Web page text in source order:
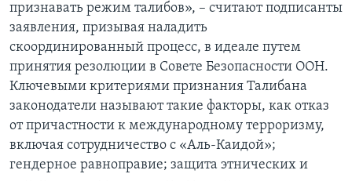
признавать режим талибов», – считают подписанты
заявления, призывая наладить
скоординированный процесс, в идеале путем
принятия резолюции в Совете Безопасности ООН.
Ключевыми критериями признания Талибана
законодатели называют такие факторы, как отказ
от причастности к международному терроризму,
включая сотрудничество с «Аль-Каидой»;
гендерное равноправие; защита этнических и